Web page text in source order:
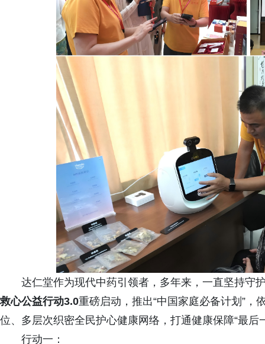
达仁堂作为现代中药引领者，多年来，一直坚持守
救心公益行动3.0重磅启动，推出“中国家庭必备计划”
位、多层次织密全民护心健康网络，打通健康保障“最后
行动一：